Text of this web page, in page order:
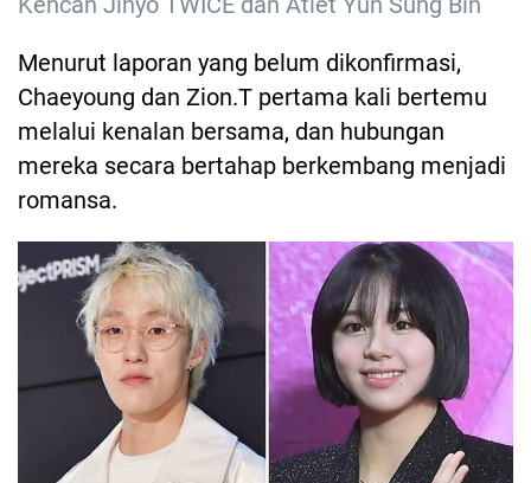
Menurut laporan yang belum dikonfirmasi,
Chaeyoung dan Zion.T pertama kali bertemu
melalui kenalan bersama, dan hubungan
mereka secara bertahap berkembang menjadi
romansa.